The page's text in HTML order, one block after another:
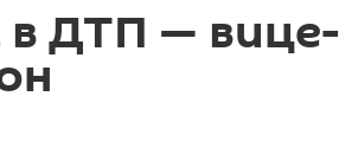
в ДТП — вице-